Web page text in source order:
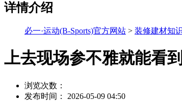
详情介绍
必一·运动(B-Sports)官方网站 > 装修建材知
上去现场参不雅就能看
浏览次数：
发布时间： 2026-05-09 04:50